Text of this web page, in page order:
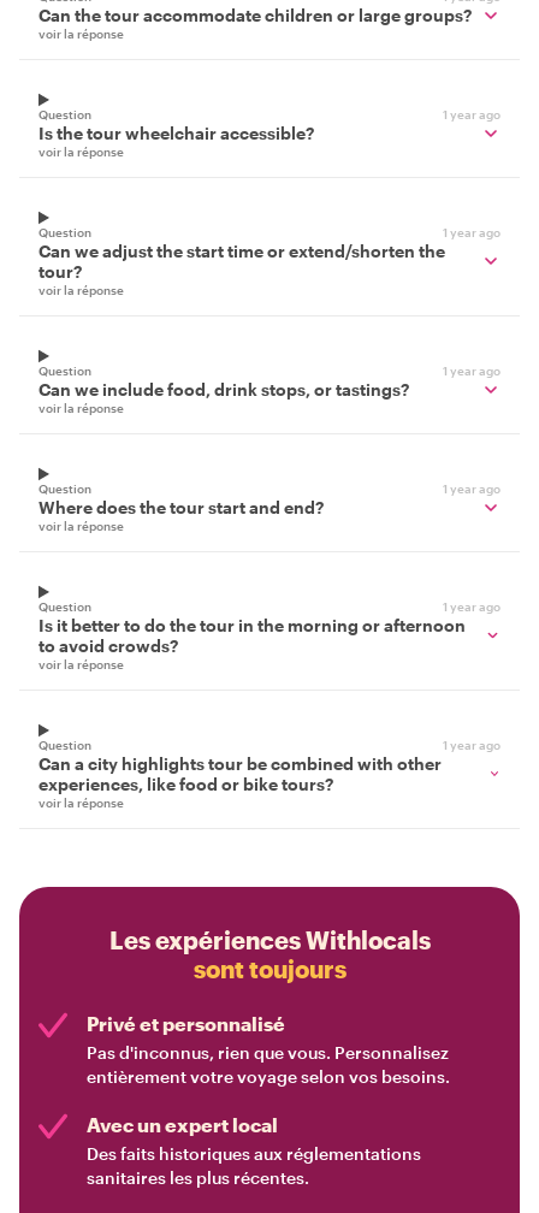
Can the tour accommodate children or large groups?
voir la réponse
Question 1 year ago
Is the tour wheelchair accessible?
voir la réponse
Question 1 year ago
Can we adjust the start time or extend/shorten the
tour?
voir la réponse
Question 1 year ago
Can we include food, drink stops, or tastings?
voir la réponse
Question 1 year ago
Where does the tour start and end?
voir la réponse
Question 1 year ago
Is it better to do the tour in the morning or afternoon
to avoid crowds?
voir la réponse
Question 1 year ago
Can a city highlights tour be combined with other
experiences, like food or bike tours?
voir la réponse
Les expériences Withlocals
sont toujours
Privé et personnalisé
Pas d'inconnus, rien que vous. Personnalisez
entièrement votre voyage selon vos besoins.
Avec un expert local
Des faits historiques aux réglementations
sanitaires les plus récentes.